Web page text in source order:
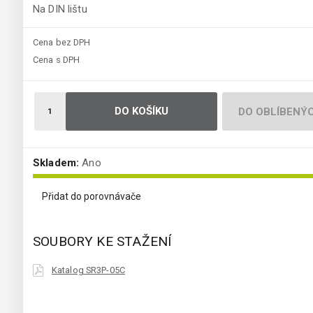
Na DIN lištu
Cena bez DPH
Cena s DPH
DO KOŠÍKU DO
Skladem: Ano
Přidat do porovnávače
SOUBORY KE STAŽENÍ
Katalog SR3P-05C